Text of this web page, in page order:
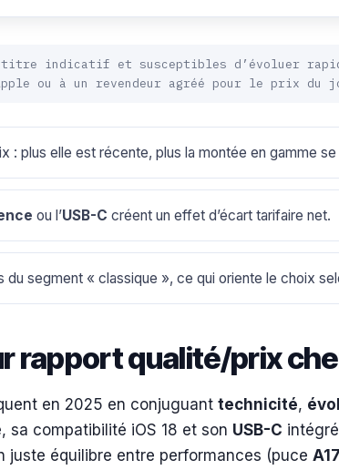
indicatif et susceptibles d’évoluer
ou à un revendeur agréé pour le prix du
: plus elle est récente, plus la montée en gamme
ou l’USB-C créent un effet d’écart tarifaire net.
segment « classique », ce qui oriente le choix
rapport qualité/prix
en 2025 en conjuguant technicité,
compatibilité iOS 18 et son USB-C
juste équilibre entre performances (puce A17